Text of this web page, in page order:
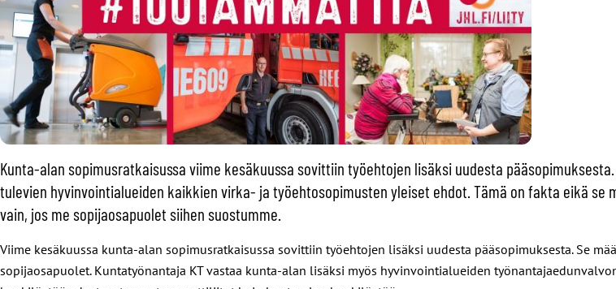
Kunta-alan sopimusratkaisussa viime kesäkuussa sovittiin työehtojen lisäksi uudesta
tulevien hyvinvointialueiden kaikkien virka- ja työehtosopimusten yleiset ehdot. Tämä on fakta eikä
vain, jos me sopijaosapuolet siihen suostumme.
Viime kesäkuussa kunta-alan sopimusratkaisussa sovittiin työehtojen lisäksi uudesta pääsopimuksesta. Se
sopijaosapuolet. Kuntatyönantaja KT vastaa kunta-alan lisäksi myös hyvinvointialueiden